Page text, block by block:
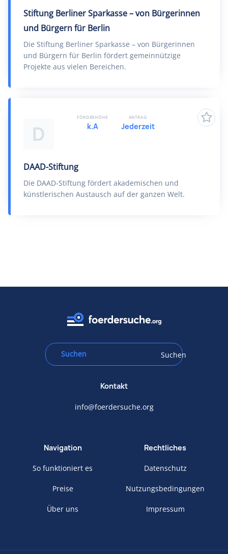
Stiftung Berliner Sparkasse – von Bürgerinnen
und Bürgern für Berlin
Die Stiftung Berliner Sparkasse – von Bürgerinnen
und Bürgern für Berlin fördert gemeinnützige
Projekte aus vielen Bereichen.
D
DAAD-Stiftung
Die DAAD-Stiftung fördert akademischen und
künstlerischen Austausch auf der ganzen Welt.
FÖRDERHÖHE
k.A
ANTRAG
Jederzeit
Suchen
Kontakt
info@foerdersuche.org
Navigation
So funktioniert es
Preise
Über uns
Rechtliches
Datenschutz
Nutzungsbedingungen
Impressum